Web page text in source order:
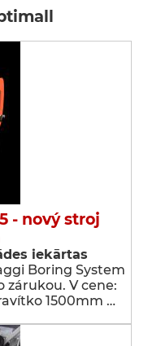
- nový stroj
iekārtas
Boring System
zárukou. V cene:
1500mm …